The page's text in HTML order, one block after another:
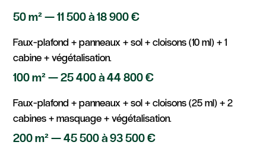
50 m² — 11 500 à 18 900 €
Faux-plafond + panneaux + sol + cloisons (10 ml) + 1
cabine + végétalisation.
100 m² — 25 400 à 44 800 €
Faux-plafond + panneaux + sol + cloisons (25 ml) + 2
cabines + masquage + végétalisation.
200 m² — 45 500 à 93 500 €